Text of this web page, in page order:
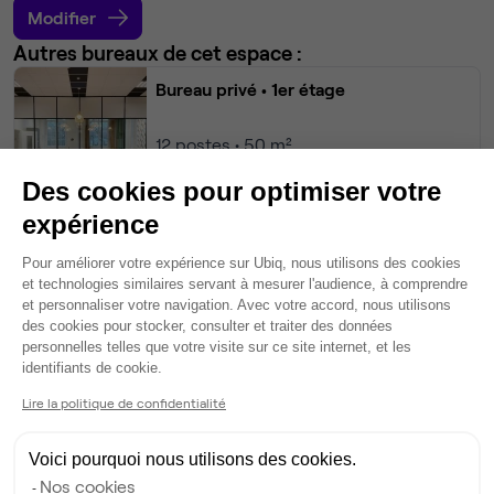
Modifier
Autres bureaux de cet espace :
Bureau privé • 1er étage
12postes • 50 m²
Dispo
10postes • 41 m²
3 500 €
Dispo
Voir tout
Gestionnaire de l'espace
Des cookies pour optimiser votre
expérience
Plateforme de Gestion du
Pour améliorer votre expérience sur Ubiq, nous utilisons des cookies
et technologies similaires servant à mesurer l'audience, à comprendre
et personnaliser votre navigation. Avec votre accord, nous utilisons
des cookies pour stocker, consulter et traiter des données
personnelles telles que votre visite sur ce site internet, et les
identifiants de cookie.
Lire la politique de confidentialité
Voici pourquoi nous utilisons des cookies.
Nos cookies